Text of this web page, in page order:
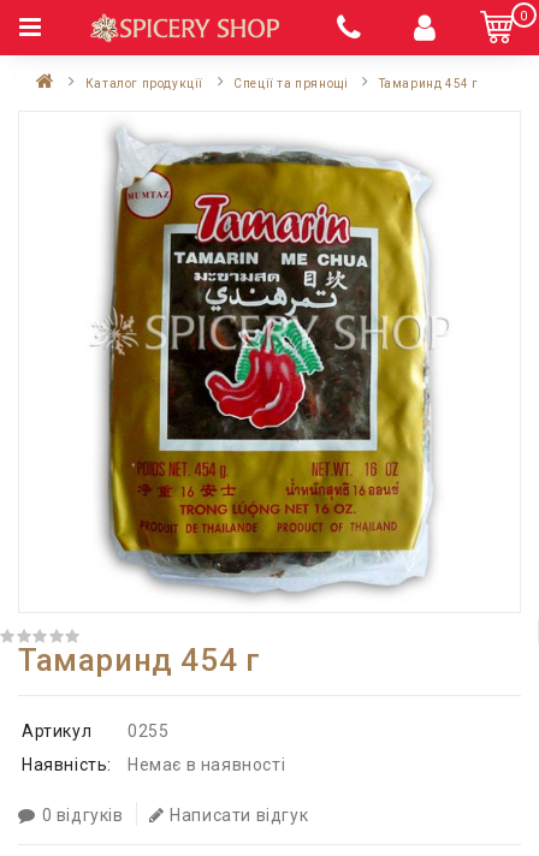
0
Каталог продукції Спеції та прянощі Тамаринд 454 г
Тамаринд 454 г
Артикул
0255
Наявність:
Немає в наявності
0 відгуків Написати відгук